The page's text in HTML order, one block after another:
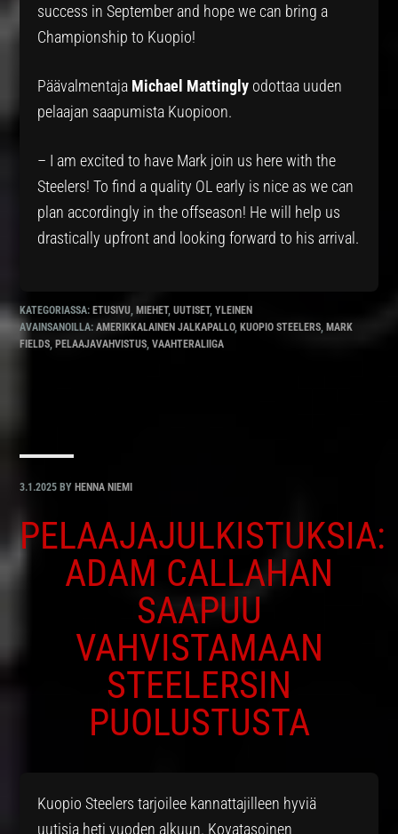
success in September and hope we can bring a
Championship to Kuopio!
Päävalmentaja Michael Mattingly odottaa uuden
pelaajan saapumista Kuopioon.
– I am excited to have Mark join us here with the
Steelers! To find a quality OL early is nice as we can
plan accordingly in the offseason! He will help us
drastically upfront and looking forward to his arrival.
KATEGORIASSA: ETUSIVU, MIEHET,UUTISET,YLEINEN
AVAINSANOILLA:AMERIKKALAINEN JALKAPALLO, KUOPIO STEELERS, MARK
FIELDS, PELAAJAVAHVISTUS,VAAHTERALIIGA
3.1.2025 BY HENNA NIEMI
PELAAJAJULKISTUKSIA:
ADAM CALLAHAN
SAAPUU
VAHVISTAMAAN
STEELERSIN
PUOLUSTUSTA
Kuopio Steelers tarjoilee kannattajilleen hyviä
uutisia heti vuoden alkuun. Kovatasoinen